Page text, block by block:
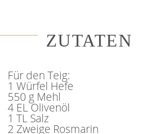
ZUTATEN
Für den Teig:
1 Würfel Hefe
550 g Mehl
4 EL Olivenöl
1 TL Salz
2 Zweige Rosmarin